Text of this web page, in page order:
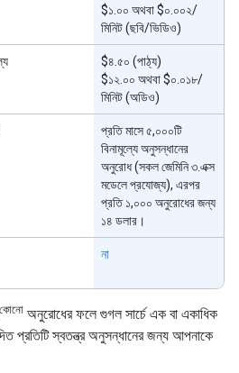
$১.০০ অথবা $০.০০২/
মিনিট (ছবি/ভিডিও)
$৪.৫০ (পাঠ্য)
$১২.০০ অথবা $০.০১৮/
মিনিট (অডিও)
প্রতি মাসে ৫,০০০টি
বিনামূল্যে অনুসন্ধানের
অনুরোধ (সকল জেমিনি ৩.এক্স
মডেলে প্রযোজ্য), এরপর
প্রতি ১,০০০ অনুরোধের জন্য
১৪ ডলার।
না
কোনো অনুরোধের ফলে গুগল সার্চে এক বা একাধিক
প্রতিটি স্বতন্ত্র অনুসন্ধানের জন্য আপনাকে